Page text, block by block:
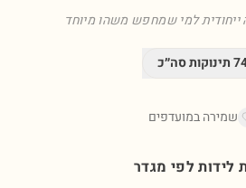
ייחודית למי שמחפש משהו מיוחד
תינוקות סה״כ
שמירה במועדפים
לידות לפי מגדר